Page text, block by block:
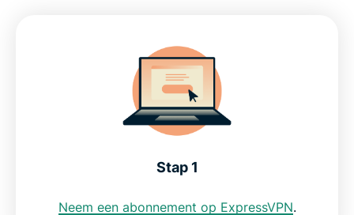
Ontdek waarom ExpressVPN wordt vertrouwd
door Nederlandse klanten
Download ExpressVPN for the Netherlands in 3
Everyday ways to use a Netherlands VPN
Stap 1
Neem een abonnement op ExpressVPN.